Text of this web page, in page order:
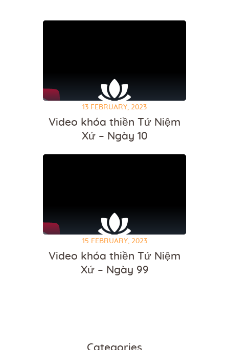
13 FEBRUARY, 2023
Video khóa thiền Tứ Niệm
Xứ – Ngày 10
15 FEBRUARY, 2023
Video khóa thiền Tứ Niệm
Xứ – Ngày 99